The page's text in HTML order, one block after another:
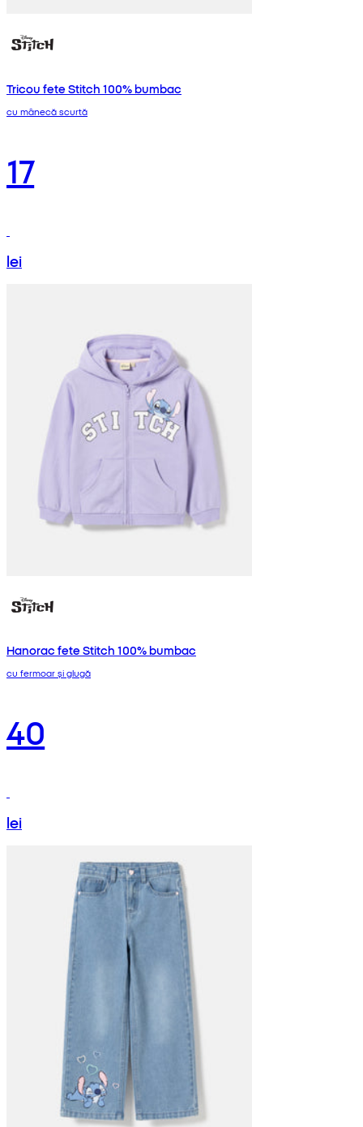
Tricou fete Stitch 100% bumbac
cu mânecă scurtă
17
lei
Hanorac fete Stitch 100% bumbac
cu fermoar și glugă
40
lei